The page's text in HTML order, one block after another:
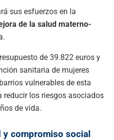
sus esfuerzos en la
de la salud materno-
de 39.822 euros y
sanitaria de mujeres
vulnerables de esta
los riesgos asociados
de vida.
y compromiso social